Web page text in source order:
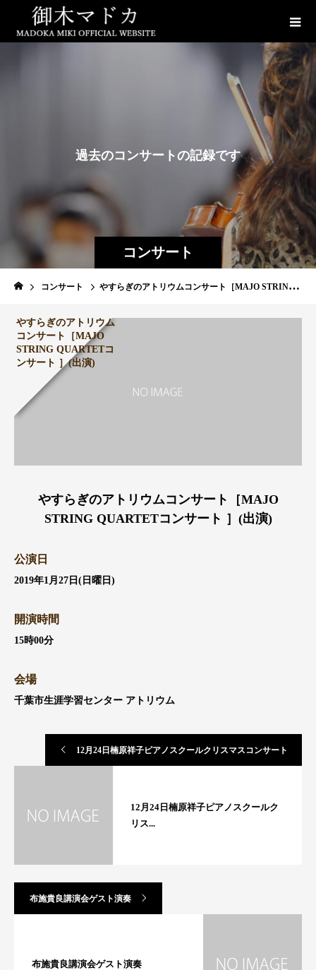
コンサート
過去のコ ンサー トの記録です
コンサート やすらぎのアトリウムコンサート［MAJO STRING QUARTETコンサート ］(出演)
やすらぎのアトリウム
コンサート［MAJO
STRING QUARTETコ
ンサート ］(出演)
やすらぎのアトリウムコンサート［MAJO
STRING QUARTETコンサート ］(出演)
公演日
2019年1月27日(日曜日)
開演時間
15時00分
会場
千葉市生涯学習センター アトリウム
12月24日楠原祥子ピアノスクールクリスマスコンサート
12月24日楠原祥子ピアノスクールク
リス...
布施貴良講演会ゲスト演奏
布施貴良講演会ゲスト演奏